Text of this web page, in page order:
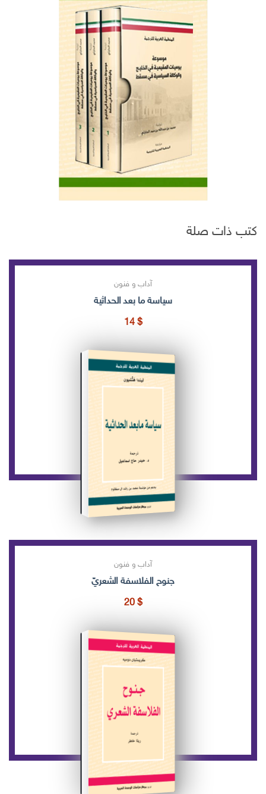
كتب ذات صلة
آداب و فنون
سياسة ما بعد الحداثية
14 $
آداب و فنون
جنوح الفلاسفة الشعريّ
20 $